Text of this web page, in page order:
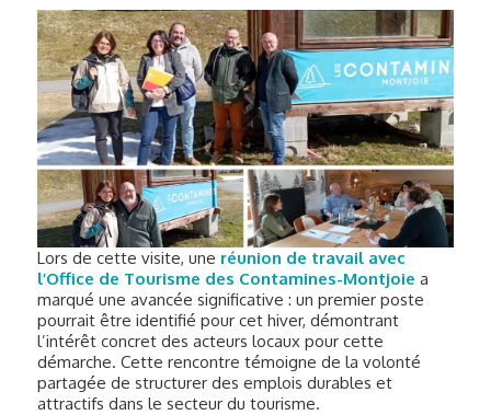
Lors de cette visite, une réunion de travail avec
l’Office de Tourisme des Contamines-Montjoie a
marqué une avancée significative : un premier poste
pourrait être identifié pour cet hiver, démontrant
l’intérêt concret des acteurs locaux pour cette
démarche. Cette rencontre témoigne de la volonté
partagée de structurer des emplois durables et
attractifs dans le secteur du tourisme.